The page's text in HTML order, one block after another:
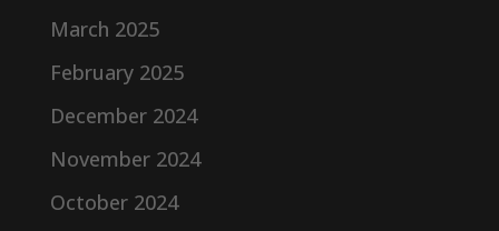
March 2025
February 2025
December 2024
November 2024
October 2024